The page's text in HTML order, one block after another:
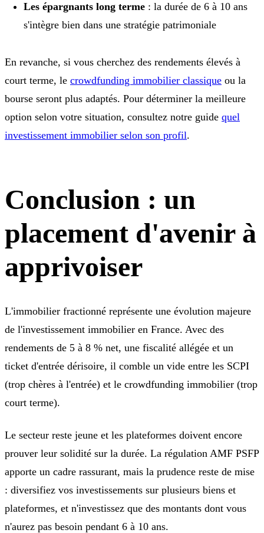
Les épargnants long terme : la durée de 6 à 10 ans
s'intègre bien dans une stratégie patrimoniale
En revanche, si vous cherchez des rendements élevés à
court terme, le crowdfunding immobilier classique ou la
bourse seront plus adaptés. Pour déterminer la meilleure
option selon votre situation, consultez notre guide quel
investissement immobilier selon son profil.
Conclusion : un
placement d'avenir à
apprivoiser
L'immobilier fractionné représente une évolution majeure
de l'investissement immobilier en France. Avec des
rendements de 5 à 8 % net, une fiscalité allégée et un
ticket d'entrée dérisoire, il comble un vide entre les SCPI
(trop chères à l'entrée) et le crowdfunding immobilier (trop
court terme).
Le secteur reste jeune et les plateformes doivent encore
prouver leur solidité sur la durée. La régulation AMF PSFP
apporte un cadre rassurant, mais la prudence reste de mise
: diversifiez vos investissements sur plusieurs biens et
plateformes, et n'investissez que des montants dont vous
n'aurez pas besoin pendant 6 à 10 ans.